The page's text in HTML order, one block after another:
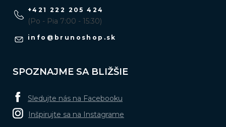
info @ brunoshop.sk
+421 222 205 424
(Po - Pia 7:00 - 15:30)
SPOZNAJME SA BLIŽŠIE
Sledujte nás na Facebooku
Inšpirujte sa na Instagrame